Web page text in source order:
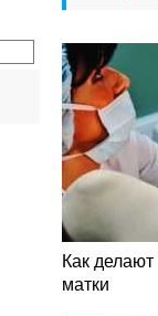
Как
матки